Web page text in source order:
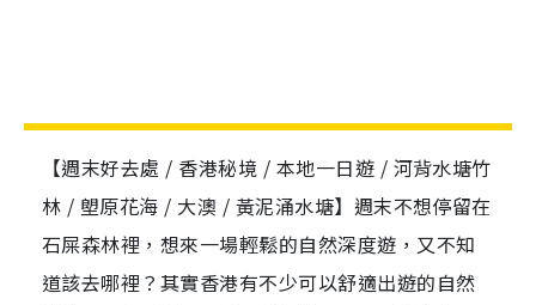
【週末好去處 / 香港秘境 / 本地一日遊 / 河背水塘竹
林 / 塱原花海 / 大澳 / 黃泥涌水塘】週末不想停留在
石屎森林裡，想來一場輕鬆的自然深度遊，又不知
道該去哪裡？其實香港有不少可以舒適出遊的自然